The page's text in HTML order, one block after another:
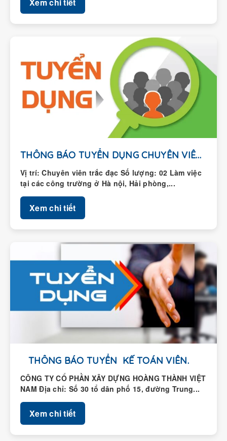
Xem chi tiết
THÔNG BÁO TUYỂN DỤNG CHUYÊN VIÊN TRẮC ĐẠC
Vị trí: Chuyên viên trắc đạc Số lượng: 02 Làm việc
tại các công trường ở Hà nội, Hải phòng,...
Xem chi tiết
THÔNG BÁO TUYỂN KẾ TOÁN VIÊN.
CÔNG TY CỔ PHẦN XÂY DỰNG HOÀNG THÀNH VIỆT
NAM Địa chỉ: Số 30 tổ dân phố 15, đường Trung...
Xem chi tiết